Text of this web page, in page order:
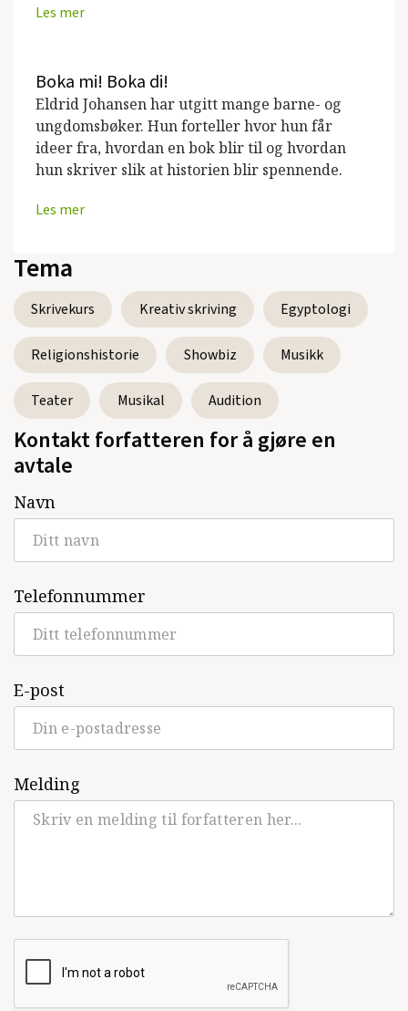
2005)
Vinduet(Artikler, 2002)
Den egyptiske dødeboken og tekster om
livets vei(De norske Bokklubbene, Fagbok,
2001)
Les mer
Boka mi! Boka di!
Eldrid Johansen har utgitt mange barne- og
ungdomsbøker. Hun forteller hvor hun får
ideer fra, hvordan en bok blir til og hvordan
hun skriver slik at historien blir spennende.
Les mer
Tema
Skrivekurs Kreativ skriving Egyptologi
Religionshistorie Showbiz Musikk
Teater Musikal Audition
Kontakt forfatteren for å gjøre en
avtale
Navn
Telefonnummer
E-post
Melding